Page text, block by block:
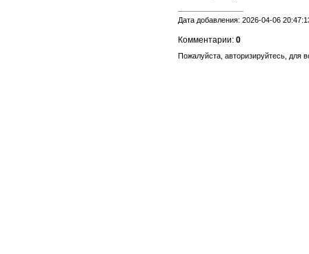
Дата добавления: 2026-04-06
Комментарии: 0
Пожалуйста, авторизируйтесь, для